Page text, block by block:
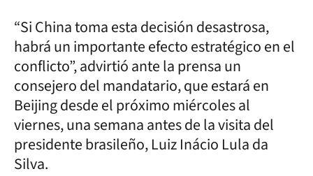
“Si China toma esta decisión desastrosa,
habrá un importante efecto estratégico en el
conflicto”, advirtió ante la prensa un
consejero del mandatario, que estará en
Beijing desde el próximo miércoles al
viernes, una semana antes de la visita del
presidente brasileño, Luiz Inácio Lula da
Silva.